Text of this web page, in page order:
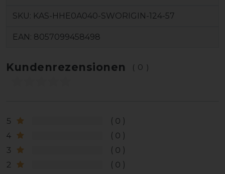
SKU: KAS-HHE0A040-SWORIGIN-124-57
EAN: 8057099458498
Kundenrezensionen (0)
5
0
4
0
3
0
2
0